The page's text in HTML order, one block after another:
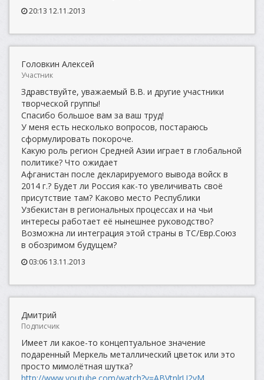
20:13 12.11.2013
Головкин Алексей
Участник
Здравствуйте, уважаемый В.В. и другие участники
творческой группы!
Спасибо большое вам за ваш труд!
У меня есть несколько вопросов, постараюсь
сформулировать покороче.
Какую роль регион Средней Азии играет в глобальной
политике? Что ожидает
Афганистан после декларируемого вывода войск в
2014 г.? Будет ли Россия как-то увеличивать своё
присутствие там? Каково место Республики
Узбекистан в региональных процессах и на чьи
интересы работает её нынешнее руководство?
Возможна ли интеграция этой страны в ТС/Евр.Союз
в обозримом будущем?
03:06 13.11.2013
Дмитрий
Подписчик
Имеет ли какое-то концептуальное значение
подаренный Меркель металлический цветок или это
просто мимолётная шутка?